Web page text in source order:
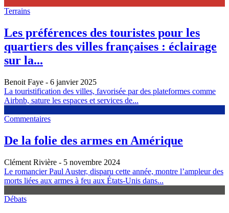
Terrains
Les préférences des touristes pour les
quartiers des villes françaises : éclairage
sur la...
Benoit Faye - 6 janvier 2025
La touristification des villes, favorisée par des plateformes comme
Airbnb, sature les espaces et services de...
Commentaires
De la folie des armes en Amérique
Clément Rivière - 5 novembre 2024
Le romancier Paul Auster, disparu cette année, montre l’ampleur des
morts liées aux armes à feu aux États-Unis dans...
Débats